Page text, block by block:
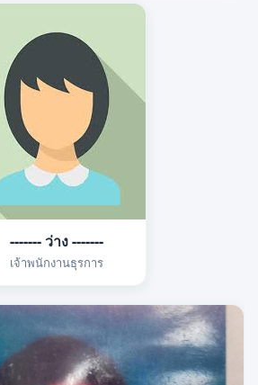
------- ว่าง -------
เจ้าพนักงานธุรการ